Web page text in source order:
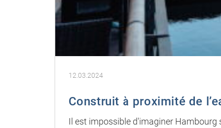
12.03.2024
Construit à proximité de
Il est impossible d'imaginer Hambourg